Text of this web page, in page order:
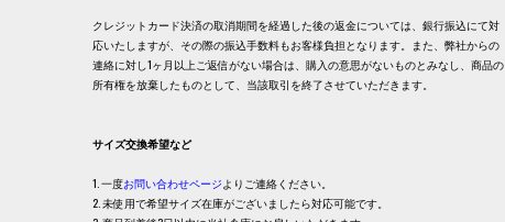
クレジットカード決済の取消期間を経過した後の返金については、銀行振込にて対
応いたしますが、その際の振込手数料もお客様負担となります。また、弊社からの
連絡に対し1ヶ月以上ご返信がない場合は、購入の意思がないものとみなし、商品の
所有権を放棄したものとして、当該取引を終了させていただきます。
サイズ交換希望など
1. 一度お問い合わせページよりご連絡ください。
2. 未使用で希望サイズ在庫がございましたら対応可能です。